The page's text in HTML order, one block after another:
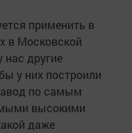
применить в
в Московской
нас другие
у них построили
по самым
высокими
даже